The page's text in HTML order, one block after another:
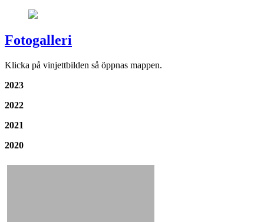
Fotogalleri
Klicka på vinjettbilden så öppnas mappen.
2023
2022
2021
2020